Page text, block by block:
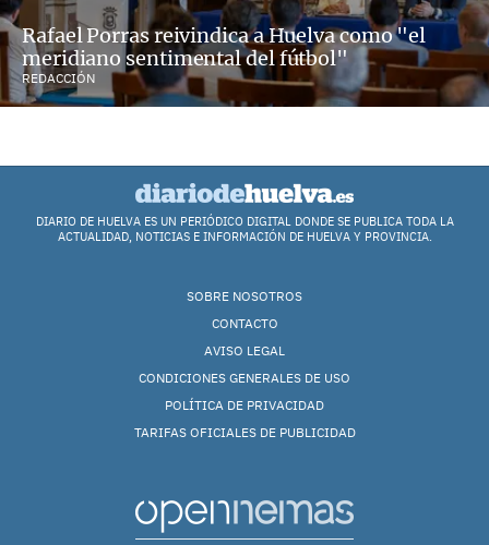
Rafael Porras reivindica a Huelva como "el
meridiano sentimental del fútbol"
REDACCIÓN
DIARIO DE HUELVA ES UN PERIÓDICO DIGITAL DONDE SE PUBLICA TODA LA
ACTUALIDAD, NOTICIAS E INFORMACIÓN DE HUELVA Y PROVINCIA.
SOBRE NOSOTROS
CONTACTO
AVISO LEGAL
CONDICIONES GENERALES DE USO
POLÍTICA DE PRIVACIDAD
TARIFAS OFICIALES DE PUBLICIDAD